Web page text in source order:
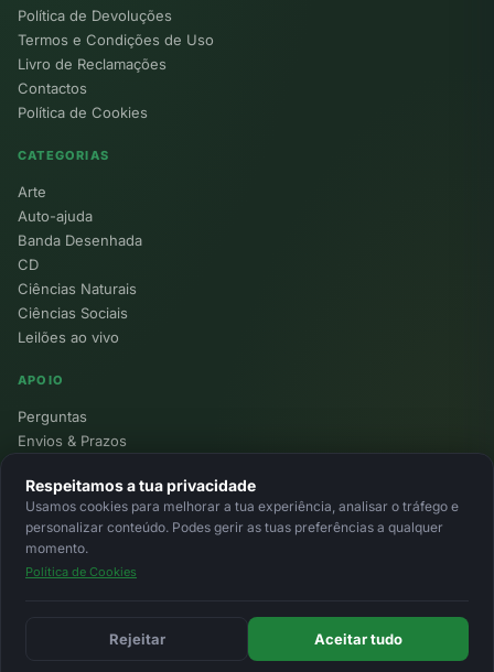
Política de Devoluções
Termos e Condições de Uso
Livro de Reclamações
Contactos
Política de Cookies
CATEGORIAS
Arte
Auto-ajuda
Banda Desenhada
CD
Ciências Naturais
Ciências Sociais
Leilões ao vivo
APOIO
Perguntas
Envios & Prazos
Devoluções
Minha Conta
© 2026 Ecolivros. Todos os direitos reservados.
Respeitamos a tua privacidade
Usamos cookies para melhorar a tua experiência, analisar o tráfego e
personalizar conteúdo. Podes gerir as tuas preferências a qualquer
momento.
Política de Cookies
Rejeitar Aceitar tudo